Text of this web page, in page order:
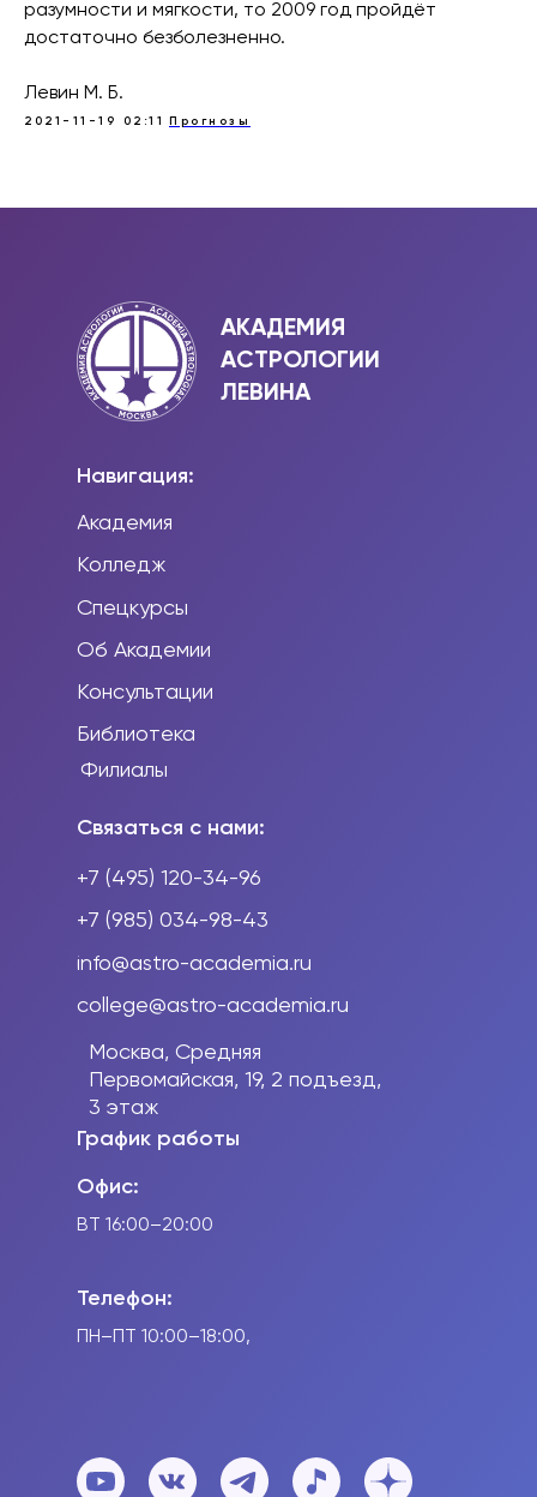
разумности и мягкости, то 2009 год пройдёт
достаточно безболезненно.
Левин М. Б.
2021-11-19 02:11 Прогнозы
Навигация:
Академия
Колледж
Спецкурсы
Об Академии
Консультации
Библиотека
Связаться с нами:
+7 (495) 120-34-96
+7 (985) 034-98-43
info@astro-academia.ru
Москва, Средняя
Первомайская, 19, 2 подъезд,
3 этаж
college@astro-academia.ru
АКАДЕМИЯ
АСТРОЛОГИИ
ЛЕВИНА
График работы
Офис:
Телефон:
ВТ 16:00–20:00
ПН–ПТ 10:00–18:00,
Филиалы